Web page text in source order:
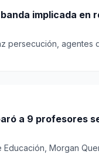
implicada en
persecución, agentes
a 9 profesores
Educación, Morgan